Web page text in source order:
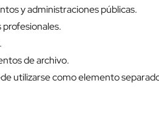
y administraciones públicas.
profesionales.
de archivo.
utilizarse como elemento